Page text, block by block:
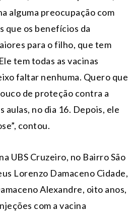
alguma preocupação com
que os benefícios da
para o filho, que tem
tem todas as vacinas
faltar nenhuma. Quero que
de proteção contra a
aulas, no dia 16. Depois, ele
contou.
UBS Cruzeiro, no Bairro São
Lorenzo Damaceno Cidade,
Alexandre, oito anos,
com a vacina